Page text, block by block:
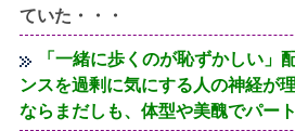
ていた・・・
「一緒に歩くのが恥ずかしい」
ンスを過剰に気にする人の神経が
ならまだしも、体型や美醜でパー